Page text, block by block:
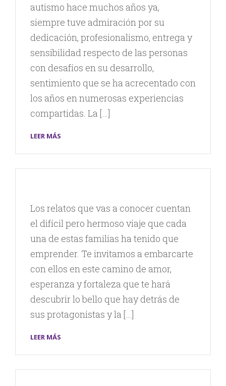
autismo hace muchos años ya,
siempre tuve admiración por su
dedicación, profesionalismo, entrega y
sensibilidad respecto de las personas
con desafíos en su desarrollo,
sentimiento que se ha acrecentado con
los años en numerosas experiencias
compartidas. La […]
LEER MÁS
Los relatos que vas a conocer cuentan
el difícil pero hermoso viaje que cada
una de estas familias ha tenido que
emprender. Te invitamos a embarcarte
con ellos en este camino de amor,
esperanza y fortaleza que te hará
descubrir lo bello que hay detrás de
sus protagonistas y la […]
LEER MÁS